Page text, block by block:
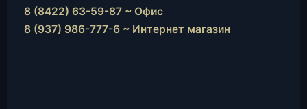
8 (8422) 63-59-87 ~ Офис
8 (937) 986-777-6 ~ Интернет магазин